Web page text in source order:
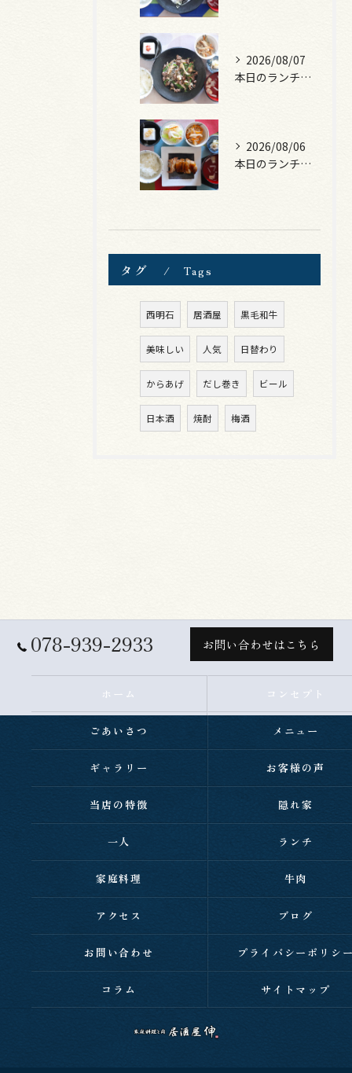
2026/08/07
本日のランチは、黒毛和牛のチャプチェ！
2026/08/06
本日のランチは、照焼きチキン！
タグ Tags
西明石 居酒屋 黒毛和牛
美味しい 人気 日替わり
からあげ だし巻き ビール
日本酒 焼酎 梅酒
078-939-2933 お問い合わせはこちら
ホーム コンセプト
ごあいさつ メニュー
ギャラリー お客様の声
当店の特徴 隠れ家
一人 ランチ
家庭料理 牛肉
アクセス ブログ
お問い合わせ プライバシーポリシ
コラム サイトマップ